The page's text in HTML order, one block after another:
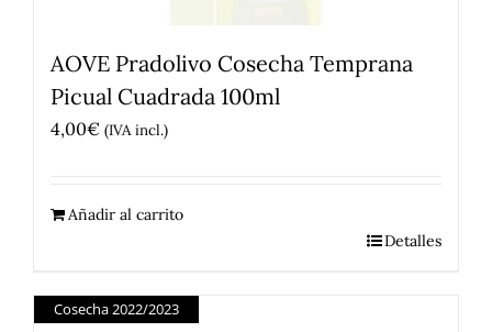
AOVE Pradolivo Cosecha Temprana
Picual Cuadrada 100ml
4,00€ (IVA incl.)
Añadir al carrito
Detalles
Cosecha 2022/2023